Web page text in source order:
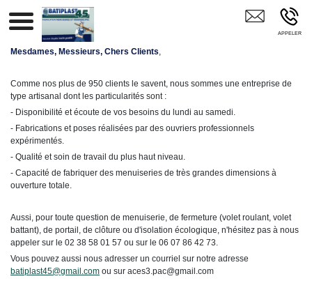
Mesdames, Messieurs, Chers Clients,
Comme nos plus de 950 clients le savent, nous sommes une entreprise de
type artisanal dont les particularités sont :
- Disponibilité et écoute de vos besoins du lundi au samedi.
- Fabrications et poses réalisées par des ouvriers professionnels
expérimentés.
- Qualité et soin de travail du plus haut niveau.
- Capacité de fabriquer des menuiseries de très grandes dimensions à
ouverture totale.
Aussi, pour toute question de menuiserie, de fermeture (volet roulant, volet
battant), de portail, de clôture ou d'isolation écologique, n'hésitez pas à nous
appeler sur le 02 38 58 01 57 ou sur le 06 07 86 42 73.
Vous pouvez aussi nous adresser un courriel sur notre adresse
batiplast45@gmail.com ou sur aces3.pac@gmail.com